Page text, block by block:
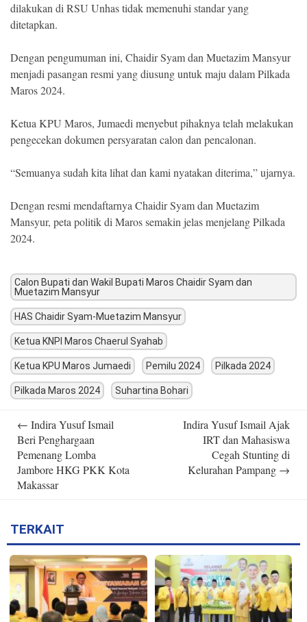
dilakukan di RSU Unhas tidak memenuhi standar yang
ditetapkan.
Dengan pengumuman ini, Chaidir Syam dan Muetazim Mansyur
menjadi pasangan resmi yang diusung untuk maju dalam Pilkada
Maros 2024.
Ketua KPU Maros, Jumaedi menyebut pihaknya telah melakukan
pengecekan dokumen persyaratan calon dan pencalonan.
“Semuanya sudah kita lihat dan kami nyatakan diterima,” ujarnya.
Dengan resmi mendaftarnya Chaidir Syam dan Muetazim
Mansyur, peta politik di Maros semakin jelas menjelang Pilkada
2024.
Calon Bupati dan Wakil Bupati Maros Chaidir Syam dan
Muetazim Mansyur
HAS Chaidir Syam-Muetazim Mansyur
Ketua KNPI Maros Chaerul Syahab
Ketua KPU Maros Jumaedi Pemilu 2024 Pilkada 2024
Pilkada Maros 2024 Suhartina Bohari
navigation
← Indira Yusuf Ismail
Beri Penghargaan
Pemenang Lomba
Jambore HKG PKK Kota
Makassar
Indira Yusuf Ismail Ajak
IRT dan Mahasiswa
Cegah Stunting di
Kelurahan Pampang →
TERKAIT